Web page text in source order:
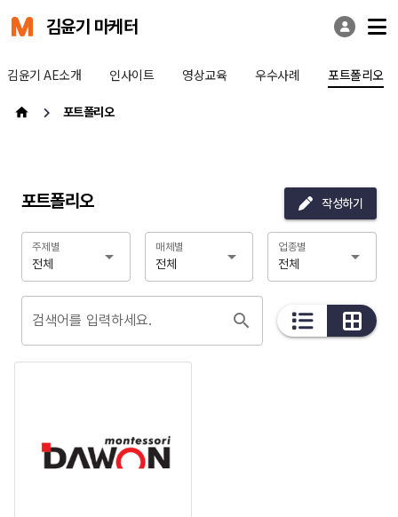
김윤기 마케터
김윤기 AE소개 인사이트 영상교육 우수사례 포트폴리오
포트폴리오
포트폴리오 작성하기
전체
주제별
전체
매체별
전체
업종별
검색어를 입력하세요.